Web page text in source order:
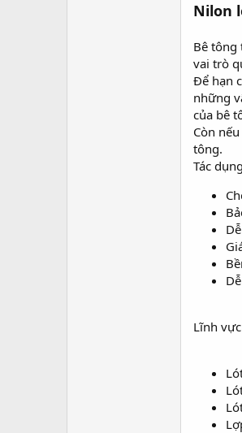
Nilon
Bê tông
vai trò
Để hạn
những
của bê
Còn
tông.
Tác
Lĩnh vực